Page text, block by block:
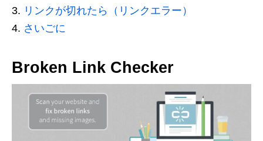
リンクが切れたら（リンクエラー）
さいごに
Broken Link Checker